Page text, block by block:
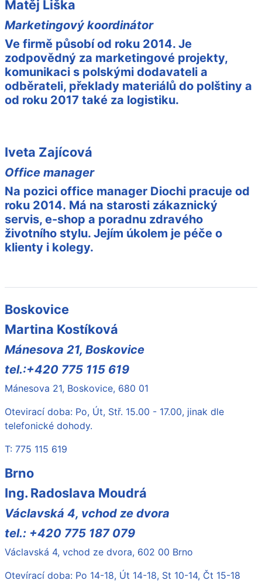
Matěj Liška
Marketingový koordinátor
Ve firmě působí od roku 2014. Je
zodpovědný za marketingové projekty,
komunikaci s polskými dodavateli a
odběrateli, překlady materiálů do polštiny a
od roku 2017 také za logistiku.
Iveta Zajícová
Office manager
Na pozici office manager Diochi pracuje od
roku 2014. Má na starosti zákaznický
servis, e-shop a poradnu zdravého
životního stylu. Jejím úkolem je péče o
klienty i kolegy.
Boskovice
Martina Kostíková
Mánesova 21, Boskovice
tel.:+420 775 115 619
Mánesova 21, Boskovice, 680 01
Otevirací doba: Po, Út, Stř. 15.00 - 17.00, jinak dle
telefonické dohody.
T: 775 115 619
Brno
Ing. Radoslava Moudrá
Václavská 4, vchod ze dvora
tel.: +420 775 187 079
Václavská 4, vchod ze dvora, 602 00 Brno
Otevírací doba: Po 14-18, Út 14-18, St 10-14, Čt 15-18